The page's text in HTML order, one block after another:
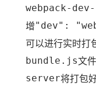
webpack-
增"dev":
可以进行实时打
bundle.js文
server将打包